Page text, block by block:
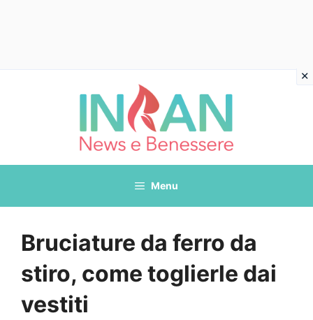
Menu
Bruciature da ferro da
stiro, come toglierle dai
vestiti